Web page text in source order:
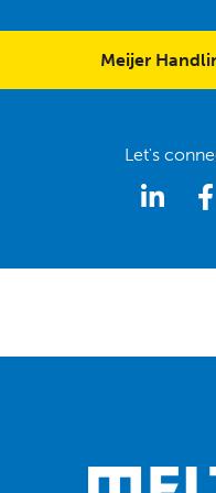
Meijer
Let's